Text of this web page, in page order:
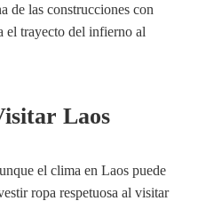
de las construcciones con
el trayecto del infierno al
Laos
el clima en Laos puede
ropa respetuosa al visitar